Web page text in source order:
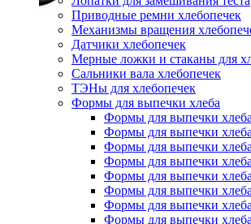
Приводные ремни хлебопечек
Механизмы вращения
Датчики хлебопечек
Мерные ложки и стаканы для
Сальники вала хлебопечек
ТЭНы для хлебопечек
Формы для выпечки хлеба
Формы для выпечки
Формы для выпечки
Формы для выпечки
Формы для выпечки
Формы для выпечки
Формы для выпечки
Формы для выпечки
Формы для выпечки